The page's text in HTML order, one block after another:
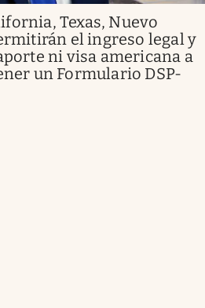
Texas, Nuevo
el ingreso legal y
ni visa americana a
un Formulario DSP-